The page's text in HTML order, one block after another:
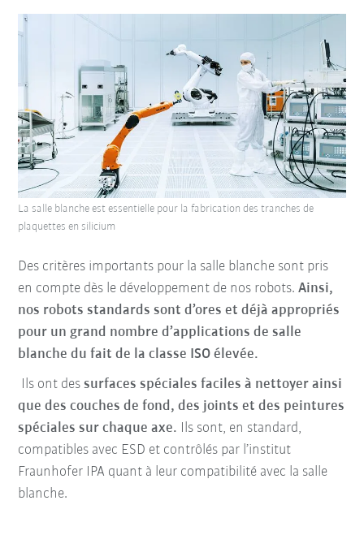
Des critères importants pour la salle blanche sont pris
en compte dès le développement de nos robots.Ainsi,
nos robots standards sont d’ores et déjà appropriés
pour un grand nombre d’applications de salle
blanche du fait de la classe ISO élevée.
Ils ont dessurfaces spéciales faciles à nettoyer ainsi
que des couches de fond, des joints et des peintures
spéciales sur chaque axe. Ils sont, en standard,
compatibles avec ESD et contrôlés par l’institut
Fraunhofer IPA quant à leur compatibilité avec la salle
blanche.
La salle blanche est essentielle pour la fabrication des tranches de
plaquettes en silicium